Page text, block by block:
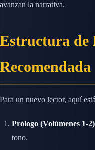
avanzan la narrativa.
Estructura de
Recomendada
Para un nuevo lector, aquí
Prólogo (Volúmenes 1-2)
tono.